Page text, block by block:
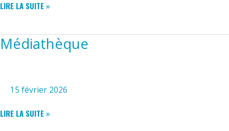
THÉÂTRE
LIRE LA SUITE »
Médiathèque
15 février 2026
MÉDIATHÈQUE
LIRE LA SUITE »